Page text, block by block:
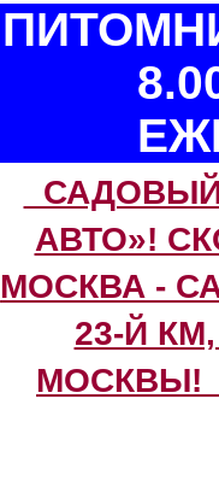
АВТО»!
МОСКВА -
23-Й
МОСКВЫ!